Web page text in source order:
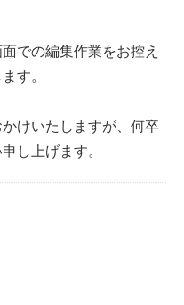
での編集作業をお控え
す。
けいたしますが、何卒
し上げます。